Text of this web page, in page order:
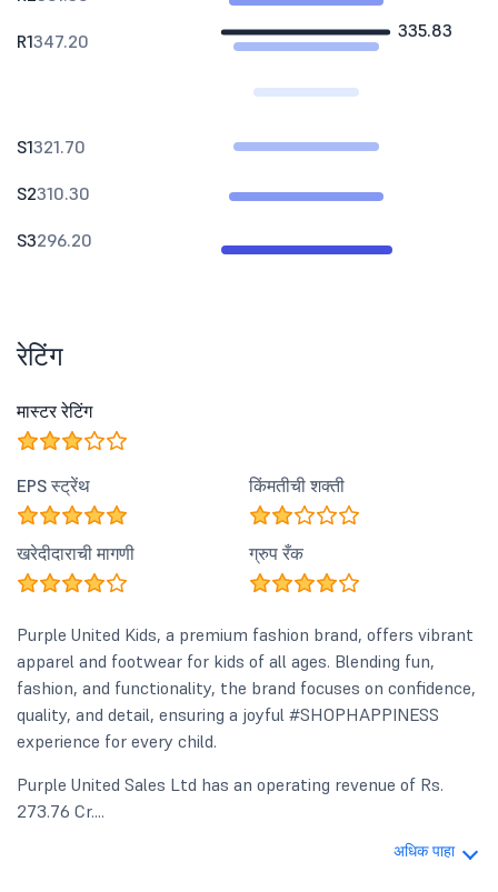
335.83
R1347.20
S1321.70
S2310.30
S3296.20
रेटिंग
मास्टर रेटिंग
EPS स्ट्रेंथ किंमतीची शक्ती
खरेदीदाराची मागणी ग्रुप रँक
Purple United Kids, a premium fashion brand, offers vibrant
apparel and footwear for kids of all ages. Blending fun,
fashion, and functionality, the brand focuses on confidence,
quality, and detail, ensuring a joyful #SHOPHAPPINESS
experience for every child.
Purple United Sales Ltd has an operating revenue of Rs.
273.76 Cr....
अधिक पाहा